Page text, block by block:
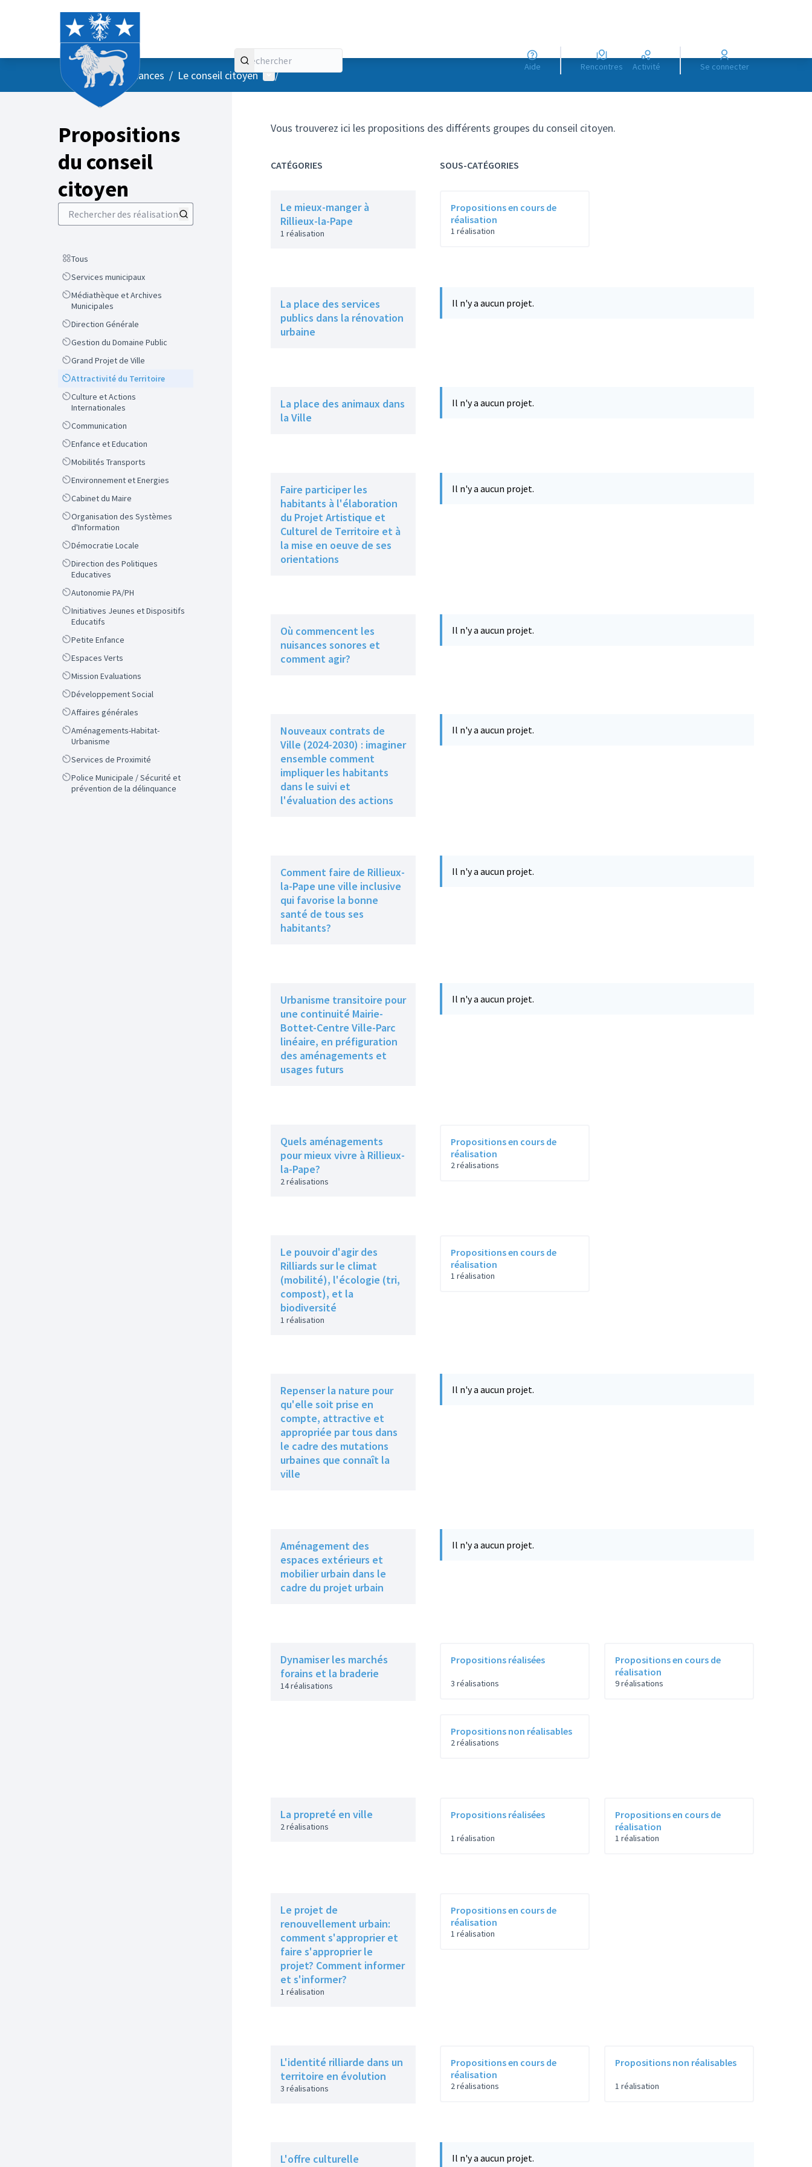
Aide Rencontres Activité Se connecter
AccueilMenu principal
/ Vos instances / Le conseil citoyen Menu utilisateur
/
Propositions
du conseil
citoyen
Rechercher des réalisations
Scope
Tous
ScopeServices municipaux
Scope
Médiathèque et Archives
Municipales
ScopeDirection Générale
ScopeGestion du Domaine Public
ScopeGrand Projet de Ville
ScopeAttractivité du Territoire
Scope
Culture et Actions
Internationales
ScopeCommunication
ScopeEnfance et Education
ScopeMobilités Transports
ScopeEnvironnement et Energies
ScopeCabinet du Maire
Scope
Organisation des Systèmes
d'Information
ScopeDémocratie Locale
Scope
Direction des Politiques
Educatives
ScopeAutonomie PA/PH
Scope
Initiatives Jeunes et Dispositifs
Educatifs
ScopePetite Enfance
ScopeEspaces Verts
ScopeMission Evaluations
ScopeDéveloppement Social
ScopeAffaires générales
Scope
Aménagements-Habitat-
Urbanisme
ScopeServices de Proximité
Scope
Police Municipale / Sécurité et
prévention de la délinquance
Vous trouverez ici les propositions des différents groupes du conseil citoyen.
CATÉGORIES
Le mieux-manger à
Rillieux-la-Pape
1 réalisation
SOUS-CATÉGORIES
Propositions en cours de
réalisation
1 réalisation
La place des services
publics dans la rénovation
urbaine
Il n'y a aucun projet.
La place des animaux dans
la Ville
Il n'y a aucun projet.
Faire participer les
habitants à l'élaboration
du Projet Artistique et
Culturel de Territoire et à
la mise en oeuve de ses
orientations
Il n'y a aucun projet.
Où commencent les
nuisances sonores et
comment agir?
Il n'y a aucun projet.
Nouveaux contrats de
Ville (2024-2030) : imaginer
ensemble comment
impliquer les habitants
dans le suivi et
l'évaluation des actions
Il n'y a aucun projet.
Comment faire de Rillieux-
la-Pape une ville inclusive
qui favorise la bonne
santé de tous ses
habitants?
Il n'y a aucun projet.
Urbanisme transitoire pour
une continuité Mairie-
Bottet-Centre Ville-Parc
linéaire, en préfiguration
des aménagements et
usages futurs
Il n'y a aucun projet.
Quels aménagements
pour mieux vivre à Rillieux-
la-Pape?
2 réalisations
Propositions en cours de
réalisation
2 réalisations
Le pouvoir d'agir des
Rilliards sur le climat
(mobilité), l'écologie (tri,
compost), et la
biodiversité
1 réalisation
Propositions en cours de
réalisation
1 réalisation
Repenser la nature pour
qu'elle soit prise en
compte, attractive et
appropriée par tous dans
le cadre des mutations
urbaines que connaît la
ville
Il n'y a aucun projet.
Aménagement des
espaces extérieurs et
mobilier urbain dans le
cadre du projet urbain
Il n'y a aucun projet.
Dynamiser les marchés
forains et la braderie
14 réalisations
Propositions réalisées
3 réalisations
Propositions en cours de
réalisation
9 réalisations
Propositions non réalisables
2 réalisations
La propreté en ville
2 réalisations
Propositions réalisées
1 réalisation
Propositions en cours de
réalisation
1 réalisation
Le projet de
renouvellement urbain:
comment s'approprier et
faire s'approprier le
projet? Comment informer
et s'informer?
1 réalisation
Propositions en cours de
réalisation
1 réalisation
L'identité rilliarde dans un
territoire en évolution
3 réalisations
Propositions en cours de
réalisation
2 réalisations
Propositions non réalisables
1 réalisation
L'offre culturelle Il n'y a aucun projet.